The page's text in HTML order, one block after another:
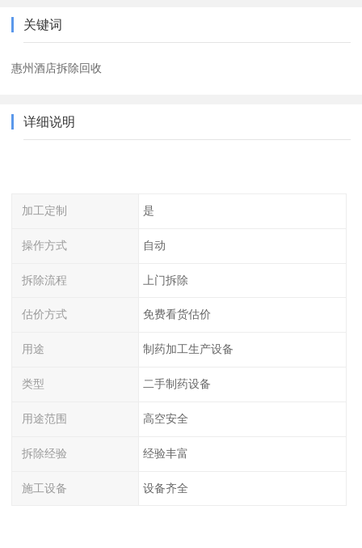
关键词
惠州酒店拆除回收
详细说明
加工定制 是
操作方式 自动
拆除流程 上门拆除
估价方式 免费看货估价
用途 制药加工生产设备
类型 二手制药设备
用途范围 高空安全
拆除经验 经验丰富
施工设备 设备齐全